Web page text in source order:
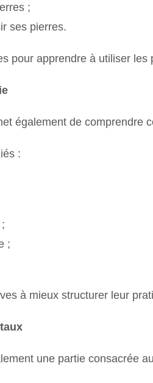
;
ses pierres.
pour apprendre à utiliser
également de comprendre
:
;
à mieux structurer leur
une partie consacrée